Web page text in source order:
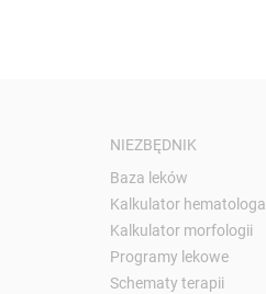
NIEZBĘDNIK
Baza leków
Kalkulator hematologa
Kalkulator morfologii
Programy lekowe
Schematy terapii